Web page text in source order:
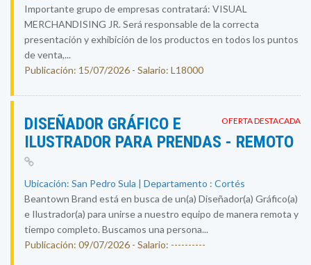
Importante grupo de empresas contratará: VISUAL
MERCHANDISING JR. Será responsable de la correcta
presentación y exhibición de los productos en todos los puntos
de venta,...
Publicación: 15/07/2026 - Salario: L18000
OFERTA DESTACADA
DISEÑADOR GRÁFICO E
ILUSTRADOR PARA PRENDAS - REMOTO
Ubicación: San Pedro Sula | Departamento : Cortés
Beantown Brand está en busca de un(a) Diseñador(a) Gráfico(a)
e Ilustrador(a) para unirse a nuestro equipo de manera remota y
tiempo completo. Buscamos una persona...
Publicación: 09/07/2026 - Salario: ----------